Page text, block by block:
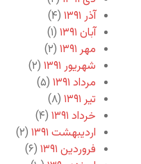
آذر ۱۳۹۱
(۴)
آبان ۱۳۹۱
(۱)
مهر ۱۳۹۱
(۲)
شهریور ۱۳۹۱
(۲)
مرداد ۱۳۹۱
(۵)
تیر ۱۳۹۱
(۸)
خرداد ۱۳۹۱
(۴)
اردیبهشت ۱۳۹۱
(۲)
فروردین ۱۳۹۱
(۶)